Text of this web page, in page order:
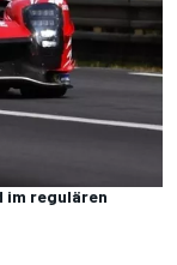
im regulären